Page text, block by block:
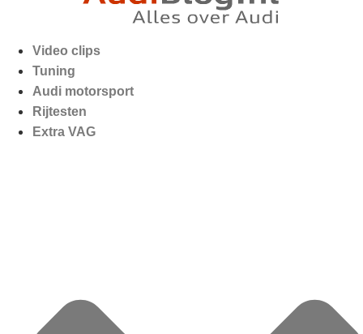
Video clips
Tuning
Audi motorsport
Rijtesten
Extra VAG